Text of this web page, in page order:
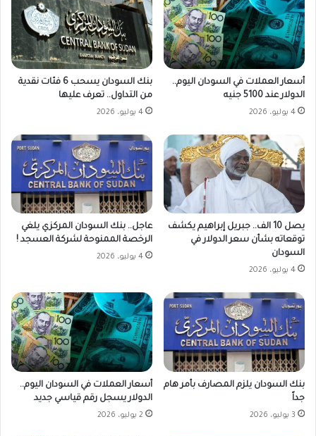
أسعار العملات في السودان اليوم..
الدولار عند 5100 جنيه
4 يوليو، 2026
بنك السودان يسحب 6 فئات نقدية
من التداول.. تعرف عليها
4 يوليو، 2026
يصل 10 الف.. جبريل إبراهيم يكشف
توقعاته بشأن سعر الدولار في
السودان
4 يوليو، 2026
عاجل.. بنك السودان المركزي يلغي
الرخصة الممنوحة لشركة العسجد !
4 يوليو، 2026
بنك السودان يلزم المصارف بأمر هام
جداً
3 يوليو، 2026
أسعار العملات في السودان اليوم..
الدولار يسجل رقم قياسي جديد
2 يوليو، 2026